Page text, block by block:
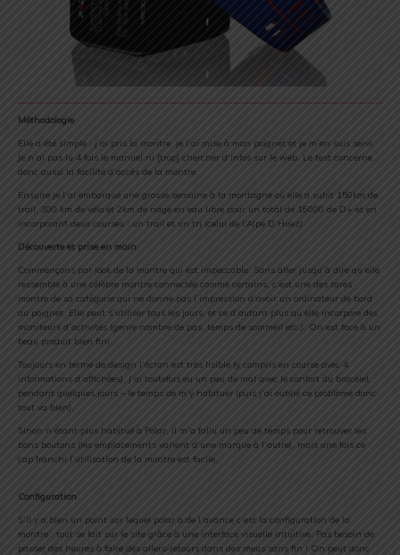
Méthodologie
Elle a été simple : j’ai pris la montre, je l’ai mise à mon poignet et je m’en suis servi.
Je n’ai pas lu 4 fois le manuel ni [trop] chercher d’infos sur le web. Le test concerne
donc aussi la facilité d’accès de la montre.
Ensuite je l’ai embarqué une grosse semaine à la montagne où elle a subit 150km de
trail, 300 km de vélo et 2km de nage en eau libre pour un total de 16000 de D+ et en
incorporant deux courses : un trail et un tri (celui de l’Alpe D’Huez).
Découverte et prise en main
Commençons par look de la montre qui est impeccable. Sans aller jusqu’à dire qu’elle
ressemble à une célèbre montre connectée comme certains, c’est une des rares
montre de sa catégorie qui ne donne pas l’impression d’avoir un ordinateur de bord
au poignet. Elle peut s’utiliser tous les jours, et ce d’autant plus qu’elle incorpore des
moniteurs d’activités (genre nombre de pas, temps de sommeil etc.). On est face à un
beau produit bien fini.
Toujours en terme de design l’écran est très lisible (y compris en course avec 4
informations d’affichées). J’ai toutefois eu un peu de mal avec le confort du bracelet
pendant quelques jours – le temps de m’y habituer (puis j’ai oublié ce problème donc
tout va bien).
Sinon n’étant plus habitué à Polar, il m’a fallu un peu de temps pour retrouver les
bons boutons (les emplacements varient d’une marque à l’autre), mais une fois ce
cap franchi l’utilisation de la montre est facile.
Configuration
S’il y a bien un point sur lequel polar a de l’avance c’est la configuration de la
montre : tout se fait sur le site grâce à une interface visuelle intuitive. Pas besoin de
passer des heures à faire des allers-retours dans des meus sans fin ! On peut donc